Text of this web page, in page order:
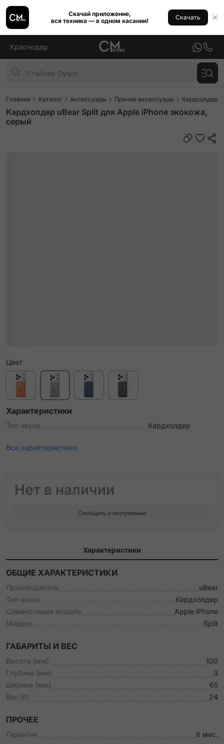
Скачай приложение,
вся техника — в одном касании!
Скачать
Краснодар
Главная Каталог Аксессуары Прочие аксессуары Кардхолдеры
Кардхолдер uBear Split для Apple iPhone экокожа,
серый
Цвет
Характеристики
Тип чехла Кардхолдер
Все характеристики
Нет в наличии
Сообщить о поступлении
Характеристики
ОБЩИЕ ХАРАКТЕРИСТИКИ
Производитель
uBear
Тип чехла
Кардхолдер
Совместимая модель
Apple iPhone
Модель
Split
ГАБАРИТЫ И ВЕС
Высота (мм)
100
Глубина (мм)
3
Ширина (мм)
65
Вес (г)
24
ПРОЧЕЕ
Гарантия 6 мес.